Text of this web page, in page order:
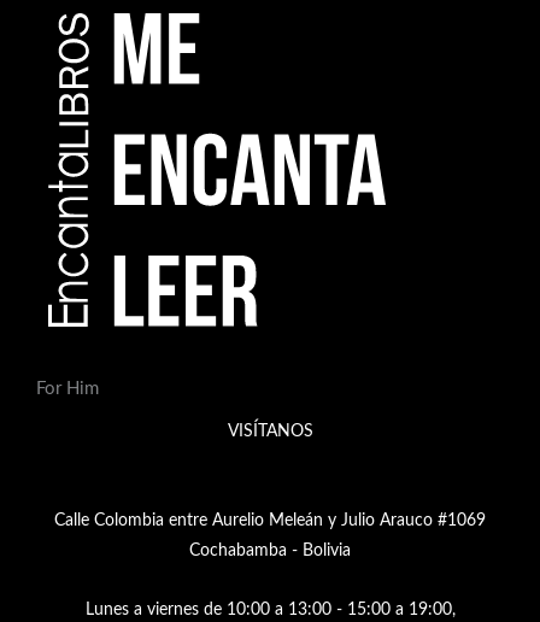
For Him
VISÍTANOS
Calle Colombia entre Aurelio Meleán y Julio Arauco #1069
Cochabamba - Bolivia
Lunes a viernes de 10:00 a 13:00 - 15:00 a 19:00,